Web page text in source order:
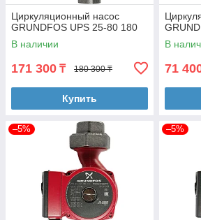
Циркуляционный насос
GRUNDFOS UPS 25-80 180
В наличии
171 300 ₸ 180 300 ₸
Купить
В
71
–5% –5%